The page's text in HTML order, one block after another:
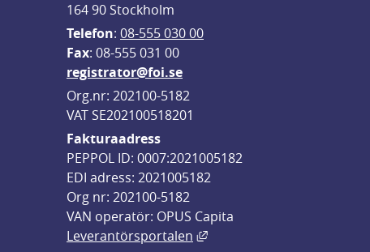
164 90 Stockholm
Telefon: 08-555 030 00
Fax: 08-555 031 00
registrator@foi.se
Org.nr: 202100-5182
VAT SE202100518201
Fakturaadress
PEPPOL ID: 0007:2021005182
EDI adress: 2021005182
Org nr: 202100-5182
VAN operatör: OPUS Capita
Leverantörsportalen
Länk till annan